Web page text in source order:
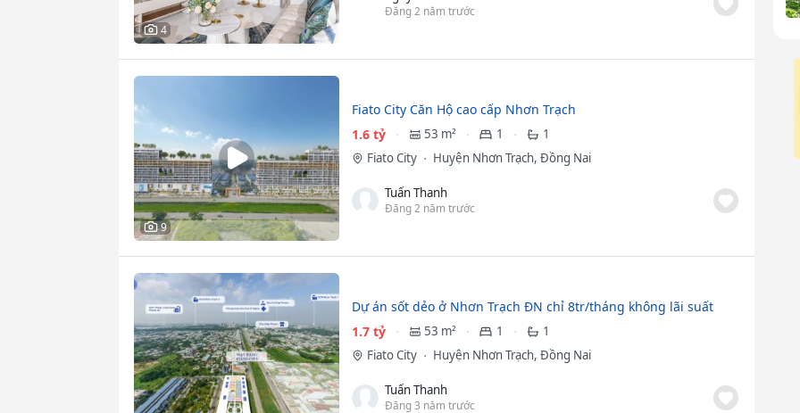
4
Đăng 2 năm trước
9
Fiato City Căn Hộ cao cấp Nhơn Trạch
1.6 tỷ
53 m² 1
1
Fiato City
Huyện Nhơn Trạch, Đồng Nai
Tuấn Thanh
Đăng 2 năm trước
Dự án sốt dẻo ở Nhơn Trạch ĐN chỉ 8tr/tháng không lãi suất
1.7 tỷ
53 m² 1
1
Fiato City
Huyện Nhơn Trạch, Đồng Nai
Tuấn Thanh
Đăng 3 năm trước